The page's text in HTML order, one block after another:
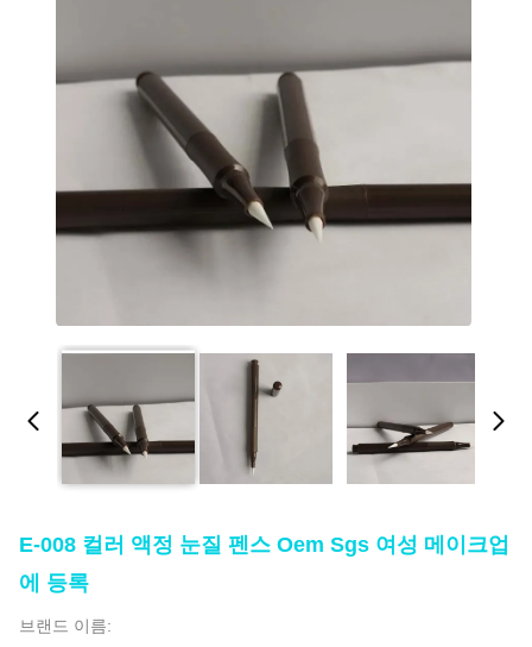
E-008 컬러 액정 눈질 펜스 Oem Sgs 여성 메이크업
에 등록
브랜드 이름: